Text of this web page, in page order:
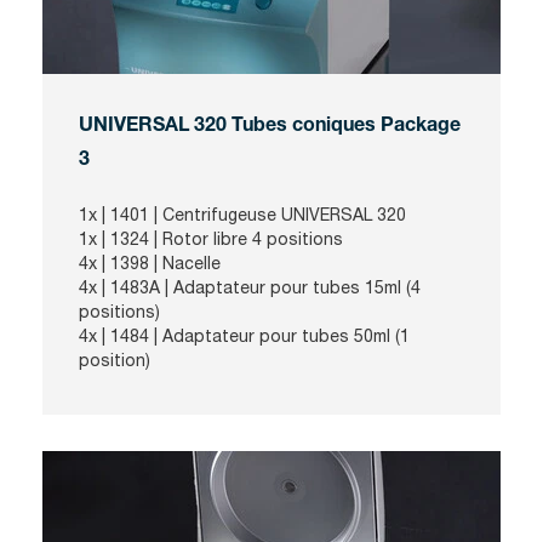
UNIVERSAL 320 Tubes coniques Package
3
1x | 1401
| Centrifugeuse UNIVERSAL 320
1x | 1324
| Rotor libre 4 positions
4x | 1398
| Nacelle
4x | 1483A
| Adaptateur pour tubes 15ml (4
positions)
4x | 1484
| Adaptateur pour tubes 50ml (1
position)